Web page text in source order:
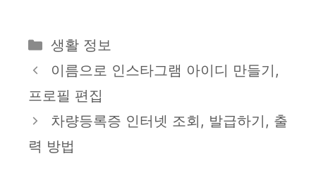
카
테
리
생활 정보
이름으로 인스타그램 아이디 만들기,
프로필 편집
차량등록증 인터넷 조회, 발급하기, 출
력 방법